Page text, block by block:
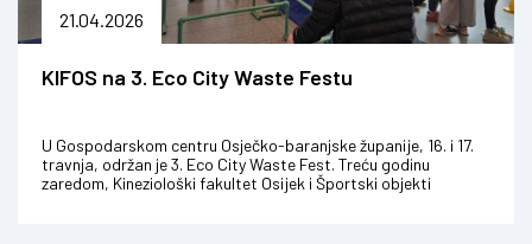
21.04.2026
KIFOS na 3. Eco City Waste Festu
U Gospodarskom centru Osječko-baranjske županije, 16. i 17.
travnja, održan je 3. Eco City Waste Fest. Treću godinu
zaredom, Kineziološki fakultet Osijek i Športski objekti